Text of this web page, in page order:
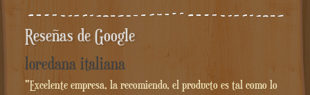
Reseñas de Google
loredana italiana
"Excelente empresa, la recomiendo, el producto es tal como lo